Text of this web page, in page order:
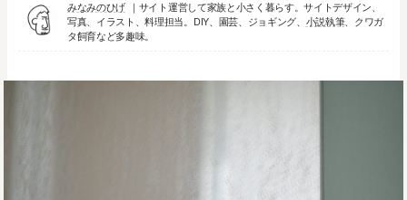
みなみのひげ
サイト運営して家族と小さく暮らす。サイトデザイン、
写真、イラスト、料理担当。DIY、園芸、ジョギング、 小説執筆、クワガ
タ飼育など多趣味。